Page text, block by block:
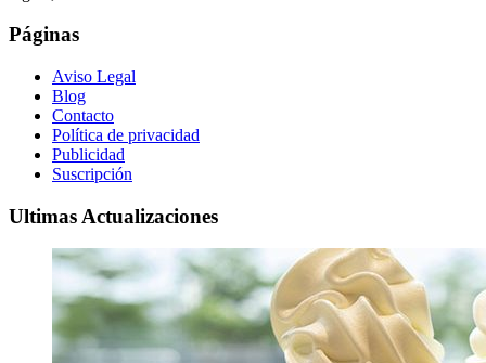
Páginas
Aviso Legal
Blog
Contacto
Política de privacidad
Publicidad
Suscripción
Ultimas Actualizaciones